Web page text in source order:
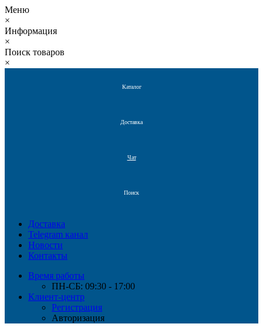
Меню
×
Информация
×
Поиск товаров
×
Каталог
Доставка
Чат
Поиск
Доставка
Telegram канал
Новости
Контакты
Время работы
ПН-СБ: 09:30 - 17:00
Клиент-центр
Регистрация
Авторизация